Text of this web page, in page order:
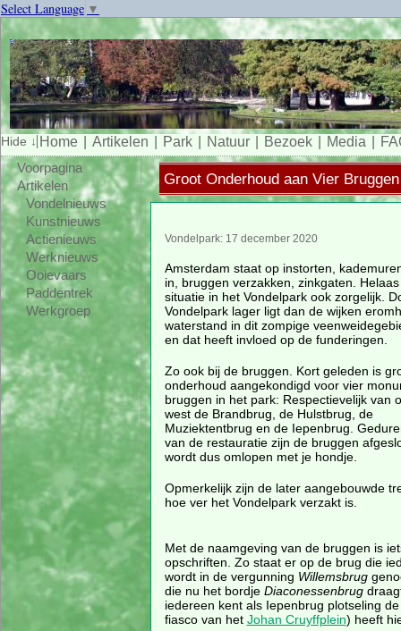
Select Language ▼
Home Artikelen Park Natuur Bezoek Media
Voorpagina
Artikelen
Vondelnieuws
Kunstnieuws
Actienieuws
Werknieuws
Ooievaars
Paddentrek
Werkgroep
Groot Onderhoud aan Vier Bruggen
Vondelpark: 17 december 2020
Amsterdam staat op instorten,
in, bruggen verzakken, zinkgaten.
situatie in het Vondelpark ook zorgelijk.
Vondelpark lager ligt dan de wijken
waterstand in dit zompige
en dat heeft invloed op de funderingen.
Zo ook bij de bruggen. Kort geleden is
onderhoud aangekondigd voor vier
bruggen in het park: Respectievelijk van
west de Brandbrug, de Hulstbrug, de
Muziektentbrug en de Iepenbrug.
van de restauratie zijn de bruggen
wordt dus omlopen met je hondje.
Opmerkelijk zijn de later aangebouwde
hoe ver het Vondelpark verzakt is.
Met de naamgeving van de bruggen is
opschriften. Zo staat er op de brug die
wordt in de vergunning Willemsbrug
die nu het bordje Diaconessenbrug
iedereen kent als Iepenbrug plotseling
fiasco van het Johan Cruyffplein) heeft